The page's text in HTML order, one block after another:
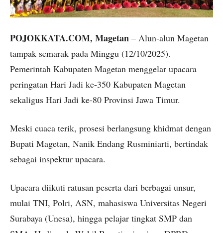
POJOKKATA.COM, Magetan – Alun-alun Magetan
tampak semarak pada Minggu (12/10/2025).
Pemerintah Kabupaten Magetan menggelar upacara
peringatan Hari Jadi ke-350 Kabupaten Magetan
sekaligus Hari Jadi ke-80 Provinsi Jawa Timur.
Meski cuaca terik, prosesi berlangsung khidmat dengan
Bupati Magetan, Nanik Endang Rusminiarti, bertindak
sebagai inspektur upacara.
Upacara diikuti ratusan peserta dari berbagai unsur,
mulai TNI, Polri, ASN, mahasiswa Universitas Negeri
Surabaya (Unesa), hingga pelajar tingkat SMP dan